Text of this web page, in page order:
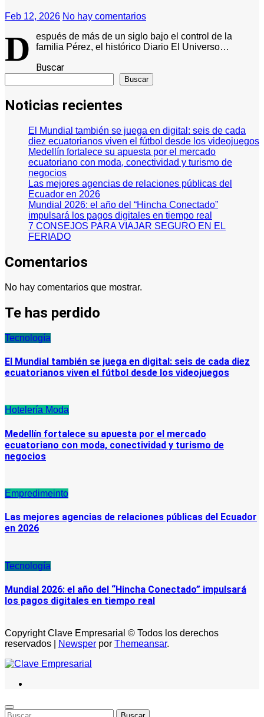
Feb 12, 2026 No hay comentarios
D
espués de más de un siglo bajo el control de la
familia Pérez, el histórico Diario El Universo…
Buscar
Buscar
Noticias recientes
El Mundial también se juega en digital: seis de cada
diez ecuatorianos viven el fútbol desde los videojuegos
Medellín fortalece su apuesta por el mercado
ecuatoriano con moda, conectividad y turismo de
negocios
Las mejores agencias de relaciones públicas del
Ecuador en 2026
Mundial 2026: el año del “Hincha Conectado”
impulsará los pagos digitales en tiempo real
7 CONSEJOS PARA VIAJAR SEGURO EN EL
FERIADO
Comentarios
No hay comentarios que mostrar.
Te has perdido
Tecnología
El Mundial también se juega en digital: seis de cada diez
ecuatorianos viven el fútbol desde los videojuegos
Hotelería Moda
Medellín fortalece su apuesta por el mercado
ecuatoriano con moda, conectividad y turismo de
negocios
Empredimeinto
Las mejores agencias de relaciones públicas del Ecuador
en 2026
Tecnología
Mundial 2026: el año del “Hincha Conectado” impulsará
los pagos digitales en tiempo real
Copyright Clave Empresarial © Todos los derechos
reservados
Newsper por Themeansar.
Buscar: